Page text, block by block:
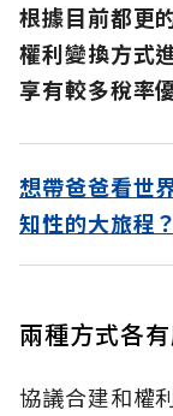
根據目前都更
權利變換方式
享有較多稅率
想帶爸爸看世
知性的大旅程？
兩種方式各
協議合建和權